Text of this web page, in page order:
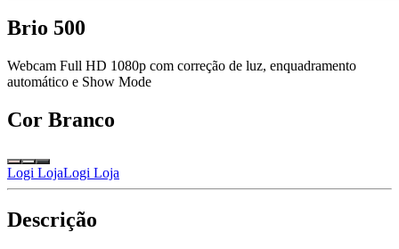
Brio 500
Webcam Full HD 1080p com correção de luz, enquadramento
automático e Show Mode
Cor Branco
Logi LojaLogi Loja
Descrição